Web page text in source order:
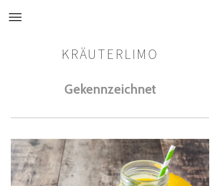
KRÄUTERLIMO
Gekennzeichnet